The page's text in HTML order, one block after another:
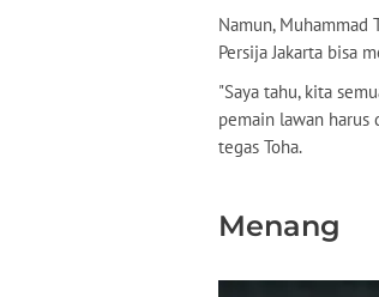
Namun, Muhammad
Persija Jakarta bisa
"Saya tahu, kita
pemain lawan harus
tegas Toha.
Menang